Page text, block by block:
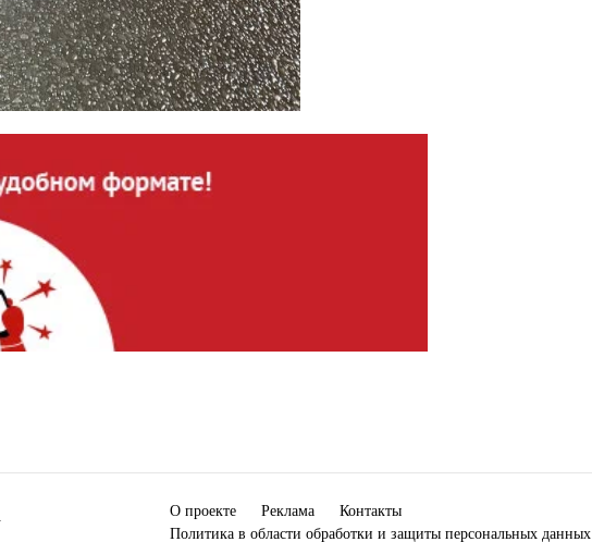
О проекте Реклама
Контакты
Политика в области обработки и защиты персональных данных